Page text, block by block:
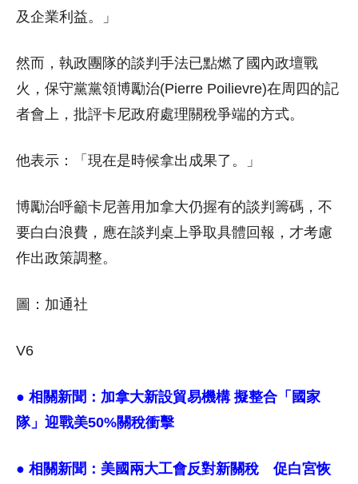
及企業利益。」
然而，執政團隊的談判手法已點燃了國內政壇戰
火，保守黨黨領博勵治(Pierre Poilievre)在周四的記
者會上，批評卡尼政府處理關稅爭端的方式。
他表示：「現在是時候拿出成果了。」
博勵治呼籲卡尼善用加拿大仍握有的談判籌碼，不
要白白浪費，應在談判桌上爭取具體回報，才考慮
作出政策調整。
圖：加通社
V6
● 相關新聞： 加拿大新設貿易機構 擬整合「國家
隊」迎戰美50%關稅衝擊
● 相關新聞： 美國兩大工會反對新關稅 促白宮恢